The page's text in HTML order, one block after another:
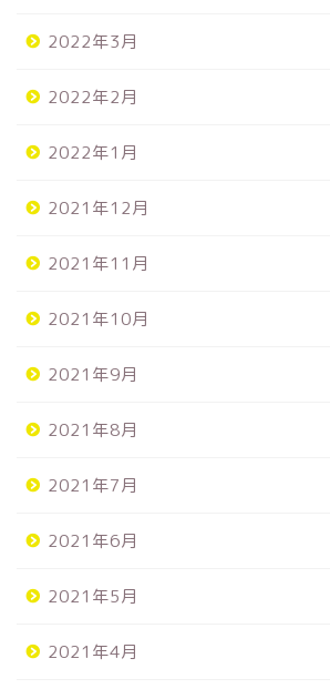
2022年3月
2022年2月
2022年1月
2021年12月
2021年11月
2021年10月
2021年9月
2021年8月
2021年7月
2021年6月
2021年5月
2021年4月